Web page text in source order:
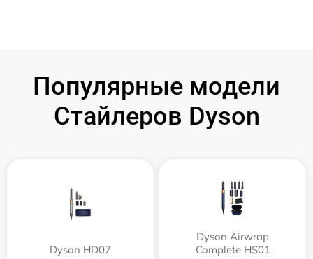
Популярные модели
Стайлеров Dyson
Dyson HD07
Dyson Airwrap
Complete HS01